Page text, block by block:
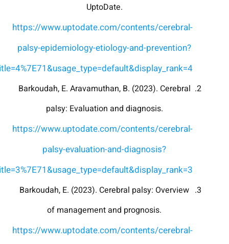
UptoDate.
https://www.uptodate.com/contents/cerebral-
palsy-epidemiology-etiology-and-prevention?
Barkoudah, E. Aravamuthan, B. (2023). Cerebral
palsy: Evaluation and diagnosis.
https://www.uptodate.com/contents/cerebral-
palsy-evaluation-and-diagnosis?
Barkoudah, E. (2023). Cerebral palsy: Overview
of management and prognosis.
https://www.uptodate.com/contents/cerebral-